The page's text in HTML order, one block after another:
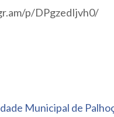
p/DPgzedIjvh0/
Municipal de